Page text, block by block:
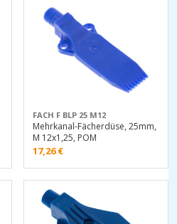
FACH F BLP 25 M12
Mehrkanal-Fächerdüse, 25mm,
M 12x1,25, POM
17,26€